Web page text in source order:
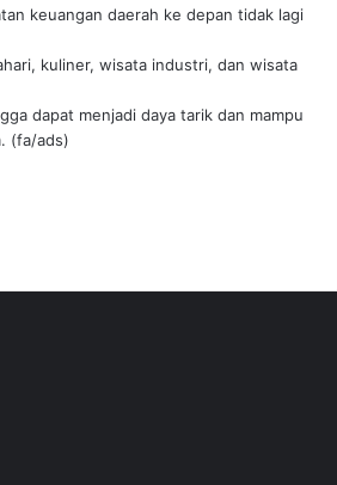
keuangan daerah ke depan tidak lagi
kuliner, wisata industri, dan wisata
dapat menjadi daya tarik dan mampu
(fa/ads)